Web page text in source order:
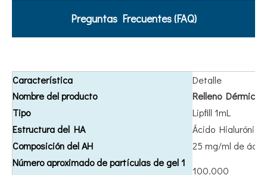
Preguntas Frecuentes (FAQ)
Característica
Detalle
Nombre del producto
Relleno Dérmico
Tipo
Lipfill 1mL
Estructura del HA
Ácido
Composición del AH
25 mg/ml de
Número aproximado de partículas de gel 1
100.000